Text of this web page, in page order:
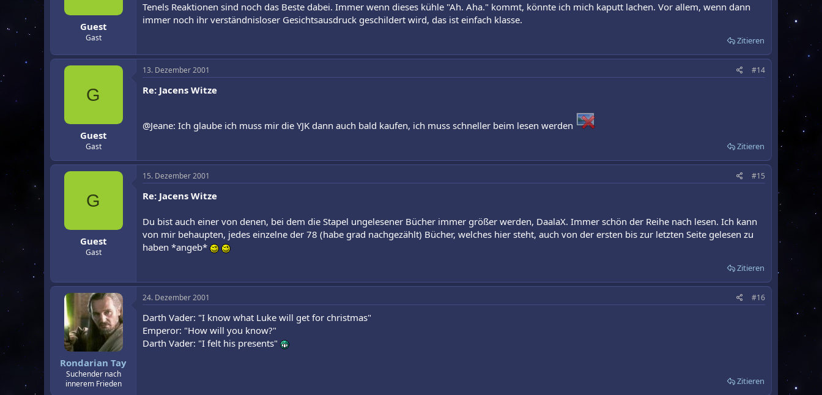
Guest
Gast
Tenels Reaktionen sind noch das Beste dabei. Immer wenn dieses kühle "Ah. Aha." kommt, könnte ich mich kaputt lachen. Vor allem, wenn dann
immer noch ihr verständnisloser Gesichtsausdruck geschildert wird, das ist einfach klasse.
Zitieren
G
Guest
Gast
13. Dezember 2001 #14
Re: Jacens Witze
@Jeane: Ich glaube ich muss mir die YJK dann auch bald kaufen, ich muss schneller beim lesen werden
Zitieren
G
Guest
Gast
15. Dezember 2001 #15
Re: Jacens Witze
Du bist auch einer von denen, bei dem die Stapel ungelesener Bücher immer größer werden, DaalaX. Immer schön der Reihe nach lesen. Ich kann
von mir behaupten, jedes einzelne der 78 (habe grad nachgezählt) Bücher, welches hier steht, auch von der ersten bis zur letzten Seite gelesen zu
haben *angeb*
Zitieren
Rondarian Tay
Suchender nach
innerem Frieden
24. Dezember 2001 #16
Darth Vader: "I know what Luke will get for christmas"
Emperor: "How will you know?"
Darth Vader: "I felt his presents"
Zitieren